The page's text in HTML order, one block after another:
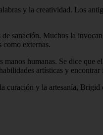
y la creatividad. Los
sanación. Muchos la
como externas.
humanas. Se dice que
artísticas y
curación y la artesanía,